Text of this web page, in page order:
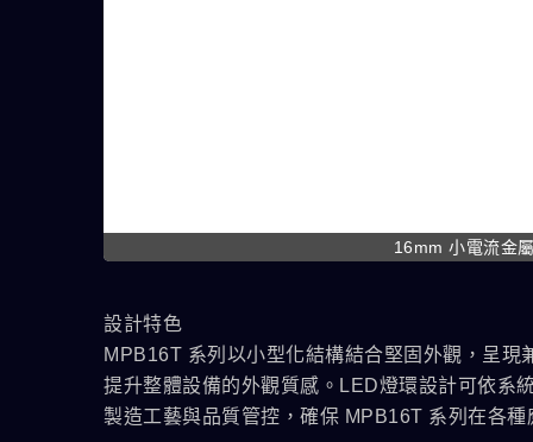
16mm 小電流金
設計特色
MPB16T 系列以小型化結構結合堅固外觀，呈
提升整體設備的外觀質感。LED燈環設計可依系
製造工藝與品質管控，確保 MPB16T 系列在各